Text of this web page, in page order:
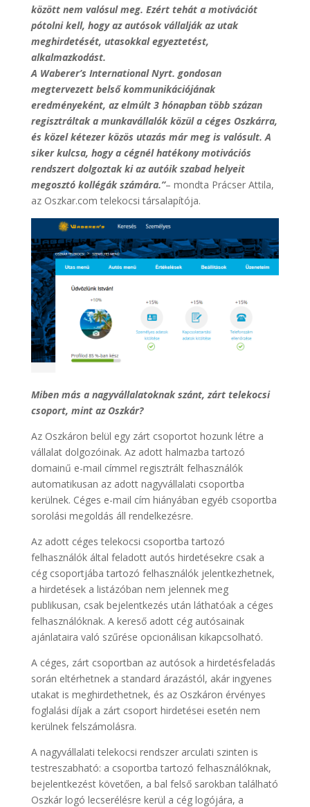
között nem valósul meg. Ezért tehát a motivációt
pótolni kell, hogy az autósok vállalják az utak
meghirdetését, utasokkal egyeztetést,
alkalmazkodást.
A Waberer’s International Nyrt. gondosan
megtervezett belső kommunikációjának
eredményeként, az elmúlt 3 hónapban több százan
regisztráltak a munkavállalók közül a céges Oszkárra,
és közel kétezer közös utazás már meg is valósult. A
siker kulcsa, hogy a cégnél hatékony motivációs
rendszert dolgoztak ki az autóik szabad helyeit
megosztó kollégák számára.”– mondta Prácser Attila,
az Oszkar.com telekocsi társalapítója.
Miben más a nagyvállalatoknak szánt, zárt telekocsi
csoport, mint az Oszkár?
Az Oszkáron belül egy zárt csoportot hozunk létre a
vállalat dolgozóinak. Az adott halmazba tartozó
domainű e-mail címmel regisztrált felhasználók
automatikusan az adott nagyvállalati csoportba
kerülnek. Céges e-mail cím hiányában egyéb csoportba
sorolási megoldás áll rendelkezésre.
Az adott céges telekocsi csoportba tartozó
felhasználók által feladott autós hirdetésekre csak a
cég csoportjába tartozó felhasználók jelentkezhetnek,
a hirdetések a listázóban nem jelennek meg
publikusan, csak bejelentkezés után láthatóak a céges
felhasználóknak. A kereső adott cég autósainak
ajánlataira való szűrése opcionálisan kikapcsolható.
A céges, zárt csoportban az autósok a hirdetésfeladás
során eltérhetnek a standard árazástól, akár ingyenes
utakat is meghirdethetnek, és az Oszkáron érvényes
foglalási díjak a zárt csoport hirdetései esetén nem
kerülnek felszámolásra.
A nagyvállalati telekocsi rendszer arculati szinten is
testreszabható: a csoportba tartozó felhasználóknak,
bejelentkezést követően, a bal felső sarokban található
Oszkár logó lecserélésre kerül a cég logójára, a